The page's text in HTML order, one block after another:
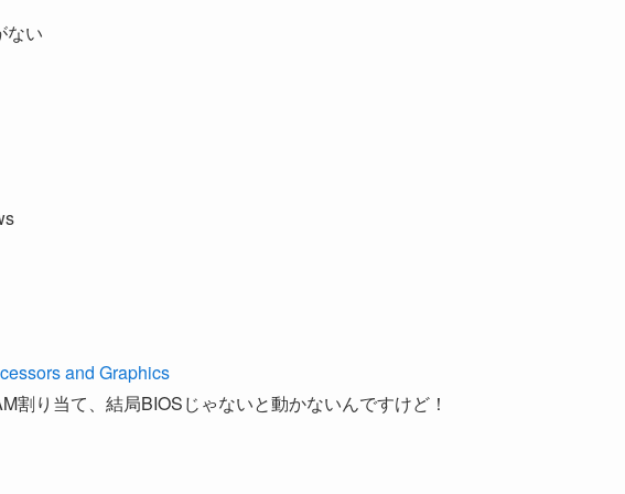
ない
and Graphics
割り当て、結局BIOSじゃないと動かないんですけど！